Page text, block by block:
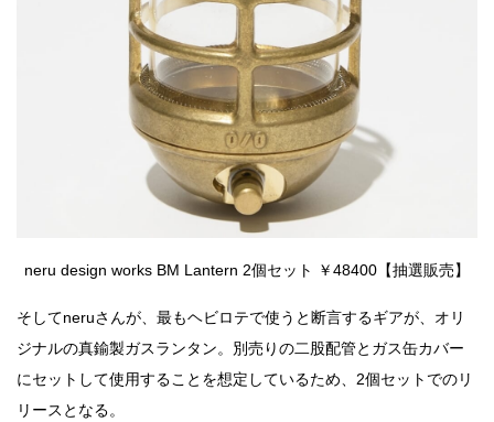
neru design works BM Lantern 2個セット ￥48400【抽選販売】
そしてneruさんが、最もヘビロテで使うと断言するギアが、オリ
ジナルの真鍮製ガスランタン。別売りの二股配管とガス缶カバー
にセットして使用することを想定しているため、2個セットでのリ
リースとなる。